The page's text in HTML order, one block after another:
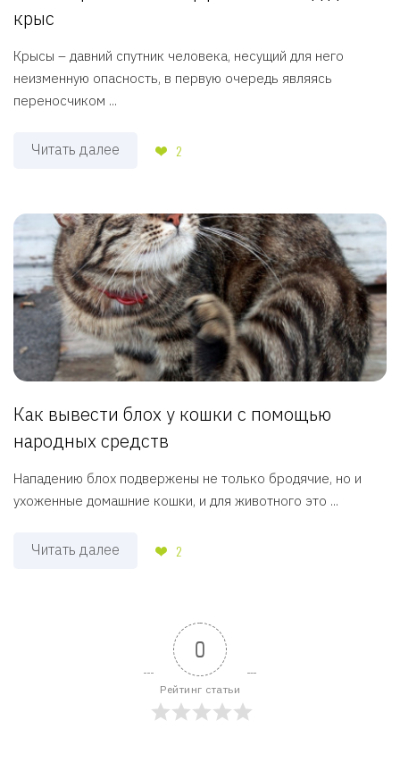
крыс
Крысы – давний спутник человека, несущий для него
неизменную опасность, в первую очередь являясь
переносчиком ...
Читать далее 2
Как вывести блох у кошки с помощью
народных средств
Нападению блох подвержены не только бродячие, но и
ухоженные домашние кошки, и для животного это ...
Читать далее 2
0
Рейтинг статьи